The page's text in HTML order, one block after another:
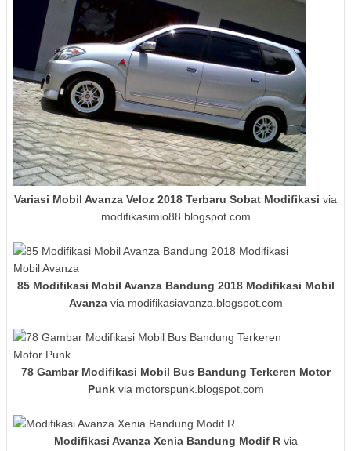
Variasi Mobil Avanza Veloz 2018 Terbaru Sobat Modifikasi via
modifikasimio88.blogspot.com
85 Modifikasi Mobil Avanza Bandung 2018 Modifikasi Mobil
Avanzavia modifikasiavanza.blogspot.com
78 Gambar Modifikasi Mobil Bus Bandung Terkeren Motor
Punkvia motorspunk.blogspot.com
Modifikasi Avanza Xenia Bandung Modif Rvia